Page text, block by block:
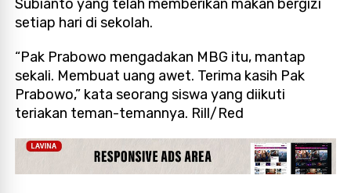
Subianto yang telah memberikan makan bergizi
setiap hari di sekolah.
“Pak Prabowo mengadakan MBG itu, mantap
sekali. Membuat uang awet. Terima kasih Pak
Prabowo,” kata seorang siswa yang diikuti
teriakan teman-temannya. Rill/Red